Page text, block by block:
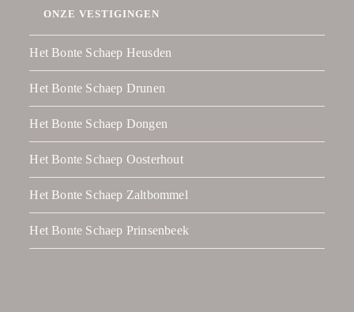
ONZE VESTIGINGEN
Het Bonte Schaep Heusden
Het Bonte Schaep Drunen
Het Bonte Schaep Dongen
Het Bonte Schaep Oosterhout
Het Bonte Schaep Zaltbommel
Het Bonte Schaep Prinsenbeek